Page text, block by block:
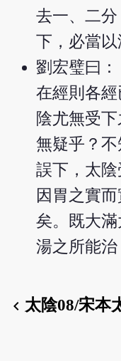
去一、二
下，必當以
劉宏璧曰
在經則各
陰尤無受
無疑乎？
誤下，太
因胃之實
矣。既大
湯之所能治
chevron_left太陰08/宋本